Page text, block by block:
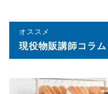
オススメ
現役物販講師コラム